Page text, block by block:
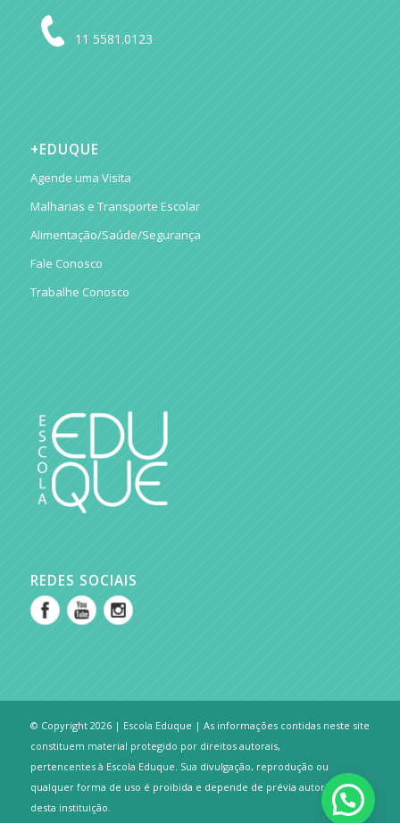
11 5581.0123
+EDUQUE
Agende uma Visita
Malharias e Transporte Escolar
Alimentação/Saúde/Segurança
Fale Conosco
Trabalhe Conosco
REDES SOCIAIS
© Copyright 2026 | Escola Eduque | As informações contidas neste site
constituem material protegido por direitos autorais,
pertencentes à Escola Eduque. Sua divulgação, reprodução ou
qualquer forma de uso é proibida e depende de prévia autorização
desta instituição.